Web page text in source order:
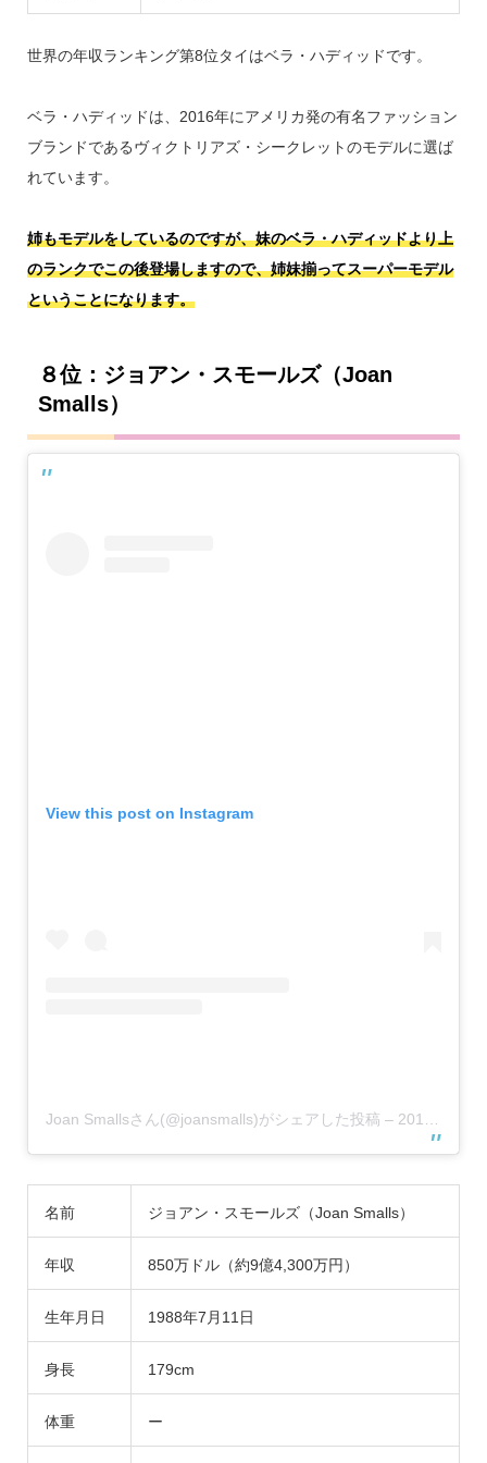
世界の年収ランキング第8位タイはベラ・ハディッドです。
ベラ・ハディッドは、2016年にアメリカ発の有名ファッション
ブランドであるヴィクトリアズ・シークレットのモデルに選ば
れています。
姉もモデルをしているのですが、妹のベラ・ハディッドより上
のランクでこの後登場しますので、姉妹揃ってスーパーモデル
ということになります。
８位：ジョアン・スモールズ（Joan
Smalls）
View this post on Instagram
Joan Smallsさん(@joansmalls)がシェアした投稿 – 2019年 4月月5日午後2時16分PDT
名前 ジョアン・スモールズ（Joan Smalls）
年収 850万ドル（約9億4,300万円）
生年月日 1988年7月11日
身長 179cm
体重 ー